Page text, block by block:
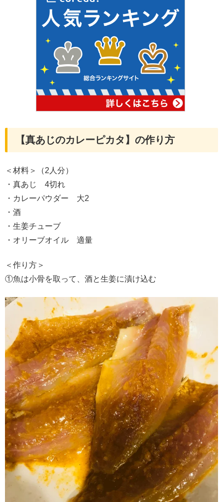
【真あじのカレーピカタ】の作り方
＜材料＞（2人分）
・真あじ 4切れ
・カレーパウダー 大2
・酒
・生姜チューブ
・オリーブオイル 適量
＜作り方＞
①魚は小骨を取って、酒と生姜に漬け込む